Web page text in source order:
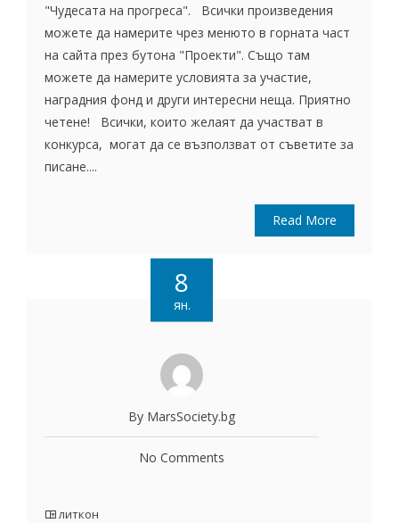
"Чудесата на прогреса". Всички произведения
можете да намерите чрез менюто в горната част
на сайта през бутона "Проекти". Също там
можете да намерите условията за участие,
наградния фонд и други интересни неща. Приятно
четене! Всички, които желаят да участват в
конкурса, могат да се възползват от съветите за
писане....
Read More
8
ян.
By MarsSociety.bg
No Comments
литкон